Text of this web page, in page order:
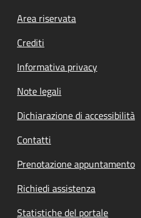
Footer menu
Area riservata
Crediti
Informativa privacy
Note legali
Dichiarazione di accessibilità
Contatti
Prenotazione appuntamento
Richiedi assistenza
Statistiche del portale